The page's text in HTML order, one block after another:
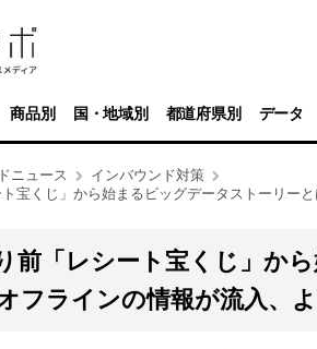
商品別 国・地域別 都道府県別 データ
ニュース
インバウンド対策
宝くじ」から始まるビッグデータストーリー
前「レシート宝くじ」か
フラインの情報が流入、